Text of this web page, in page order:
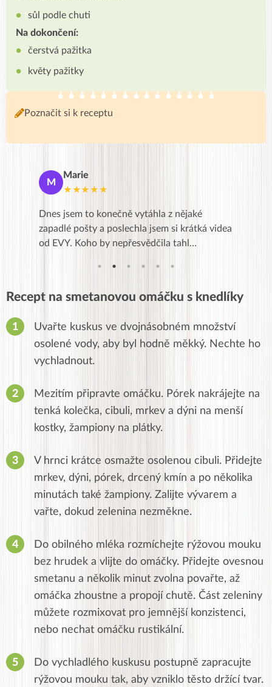
sůl podle chuti
Na dokončení:
čerstvá pažitka
květy pažitky
Poznačit si k receptu
M
Marie
★★★★★
Dnes jsem to konečně vytáhla z nějaké
zapadlé pošty a poslechla jsem si krátká videa
od EVY. Koho by nepřesvědčila tahl…
Recept na smetanovou omáčku s knedlíky
Uvařte kuskus ve dvojnásobném množství
osolené vody, aby byl hodně měkký. Nechte ho
vychladnout.
Mezitím připravte omáčku. Pórek nakrájejte na
tenká kolečka, cibuli, mrkev a dýni na menší
kostky, žampiony na plátky.
V hrnci krátce osmažte osolenou cibuli. Přidejte
mrkev, dýni, pórek, drcený kmín a po několika
minutách také žampiony. Zalijte vývarem a
vařte, dokud zelenina nezměkne.
Do obilného mléka rozmíchejte rýžovou mouku
bez hrudek a vlijte do omáčky. Přidejte ovesnou
smetanu a několik minut zvolna povařte, až
omáčka zhoustne a propojí chutě. Část zeleniny
můžete rozmixovat pro jemnější konzistenci,
nebo nechat omáčku rustikální.
Do vychladlého kuskusu postupně zapracujte
rýžovou mouku tak, aby vzniklo těsto držící tvar.